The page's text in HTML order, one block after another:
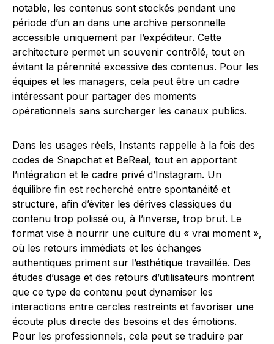
notable, les contenus sont stockés pendant une
période d’un an dans une archive personnelle
accessible uniquement par l’expéditeur. Cette
architecture permet un souvenir contrôlé, tout en
évitant la pérennité excessive des contenus. Pour les
équipes et les managers, cela peut être un cadre
intéressant pour partager des moments
opérationnels sans surcharger les canaux publics.
Dans les usages réels, Instants rappelle à la fois des
codes de Snapchat et BeReal, tout en apportant
l’intégration et le cadre privé d’Instagram. Un
équilibre fin est recherché entre spontanéité et
structure, afin d’éviter les dérives classiques du
contenu trop polissé ou, à l’inverse, trop brut. Le
format vise à nourrir une culture du « vrai moment »,
où les retours immédiats et les échanges
authentiques priment sur l’esthétique travaillée. Des
études d’usage et des retours d’utilisateurs montrent
que ce type de contenu peut dynamiser les
interactions entre cercles restreints et favoriser une
écoute plus directe des besoins et des émotions.
Pour les professionnels, cela peut se traduire par